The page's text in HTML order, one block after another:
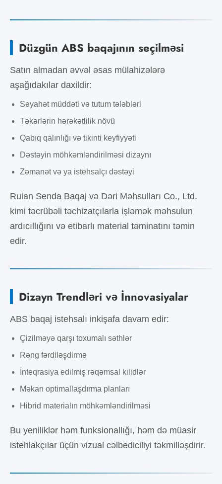
Düzgün ABS baqajının seçilməsi
Satın almadan əvvəl əsas mülahizələrə
aşağıdakılar daxildir:
Səyahət müddəti və tutum tələbləri
Təkərlərin hərəkətlilik növü
Qabıq qalınlığı və tikinti keyfiyyəti
Dəstəyin möhkəmləndirilməsi dizaynı
Zəmanət və ya istehsalçı dəstəyi
Ruian Senda Baqaj və Dəri Məhsulları Co., Ltd.
kimi təcrübəli təchizatçılarla işləmək məhsulun
ardıcıllığını və etibarlı material təminatını təmin
edir.
Dizayn Trendləri və İnnovasiyalar
ABS baqaj istehsalı inkişafa davam edir:
Çizilməyə qarşı toxumalı səthlər
Rəng fərdiləşdirmə
İnteqrasiya edilmiş rəqəmsal kilidlər
Məkan optimallaşdırma planları
Hibrid materialın möhkəmləndirilməsi
Bu yeniliklər həm funksionallığı, həm də müasir
istehlakçılar üçün vizual cəlbediciliyi təkmilləşdirir.